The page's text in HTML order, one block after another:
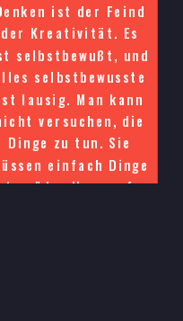
ist der Feind
der Kreativität. Es
selbstbewußt, und
selbstbewusste
lausig. Man kann
versuchen, die
Dinge zu tun. Sie
einfach Dinge
tun."das Herz auf